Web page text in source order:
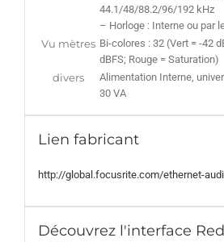
44.1/48/88.2/96/192 kHz
– Horloge : Interne ou par
Vu mètres Bi-colores : 32 (Vert = -42
dBFS; Rouge = Saturation)
divers
Alimentation Interne,
30 VA
Lien fabricant
http://global.focusrite.com/ethernet-
Découvrez l'interface